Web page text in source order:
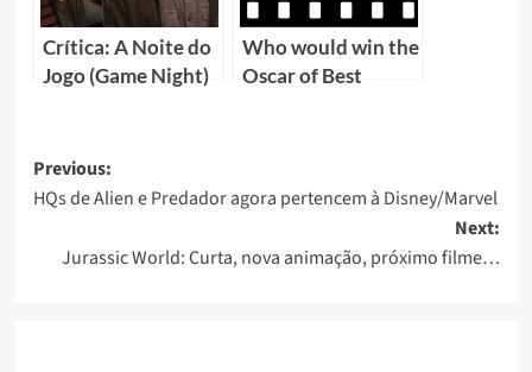
Crítica: A Noite do
Jogo (Game Night)
Who would win the
Oscar of Best
Previous:
HQs de Alien e Predador agora pertencem à Disney/Marvel
Next:
Jurassic World: Curta, nova animação, próximo filme…